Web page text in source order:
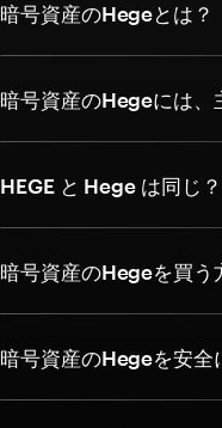
暗号資産のHegeとは？
暗号資産のHegeには、
HEGE と Hege は同じ？
暗号資産のHegeを買う
暗号資産のHegeを安全